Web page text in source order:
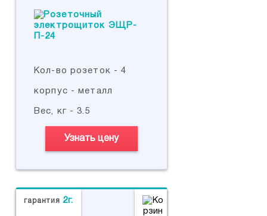
Кол-во розеток - 4
корпус - металл
Вес, кг - 3.5
Узнать цену
гарантия 2г.